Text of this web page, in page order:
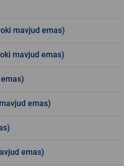
mavjud emas)
mavjud emas)
emas)
emas)